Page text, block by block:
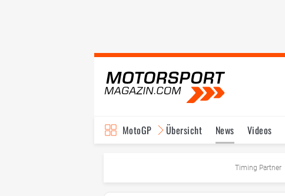
MotoGP Übersicht News Videos
Timing Partner